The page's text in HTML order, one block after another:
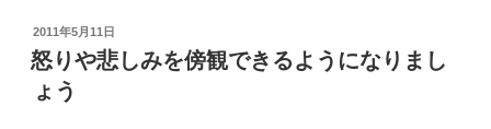
投
稿
日:
2011年5月11日
怒りや悲しみを傍観できるようになりまし
ょう